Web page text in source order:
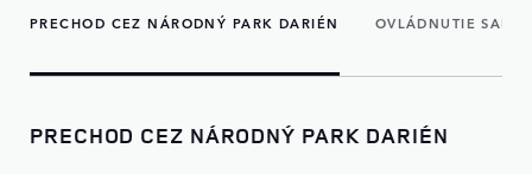
PRECHOD CEZ NÁRODNÝ PARK DARIÉN OVLÁDNUTIE
PRECHOD CEZ NÁRODNÝ PARK DARIÉN